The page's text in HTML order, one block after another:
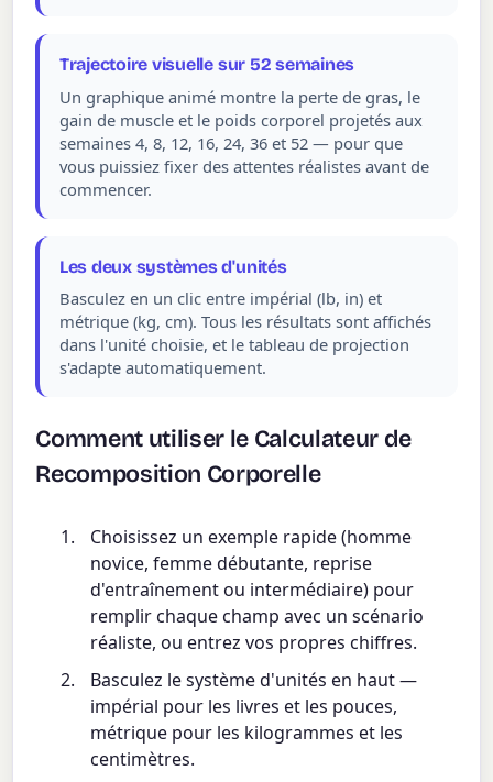
Trajectoire visuelle sur 52 semaines
Un graphique animé montre la perte de gras, le
gain de muscle et le poids corporel projetés aux
semaines 4, 8, 12, 16, 24, 36 et 52 — pour que
vous puissiez fixer des attentes réalistes avant de
commencer.
Les deux systèmes d'unités
Basculez en un clic entre impérial (lb, in) et
métrique (kg, cm). Tous les résultats sont affichés
dans l'unité choisie, et le tableau de projection
s'adapte automatiquement.
Comment utiliser le Calculateur de
Recomposition Corporelle
Choisissez un exemple rapide (homme
novice, femme débutante, reprise
d'entraînement ou intermédiaire) pour
remplir chaque champ avec un scénario
réaliste, ou entrez vos propres chiffres.
Basculez le système d'unités en haut —
impérial pour les livres et les pouces,
métrique pour les kilogrammes et les
centimètres.